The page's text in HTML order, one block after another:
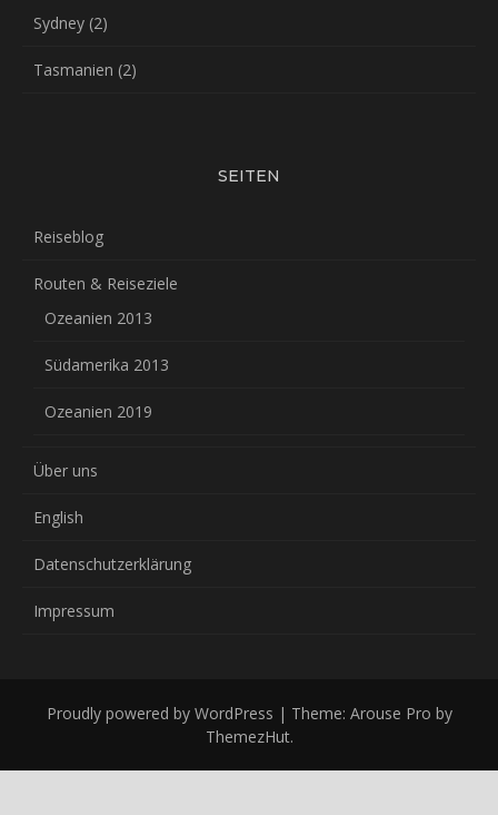
Sydney (2)
Tasmanien (2)
SEITEN
Reiseblog
Routen & Reiseziele
Ozeanien 2013
Südamerika 2013
Ozeanien 2019
Über uns
English
Datenschutzerklärung
Impressum
Proudly powered by WordPress | Theme: Arouse Pro by
ThemezHut.